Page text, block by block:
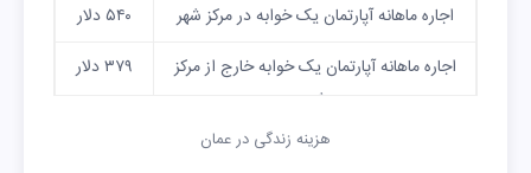
اجاره ماهانه آپارتمان یک خوابه در مرکز شهر
۵۴۰ دلار
اجاره ماهانه آپارتمان یک خوابه خارج از مرکز
شهر
۳۷۹ دلار
یک جفت کفش چرم مردانه
هزینه زندگی در عمان